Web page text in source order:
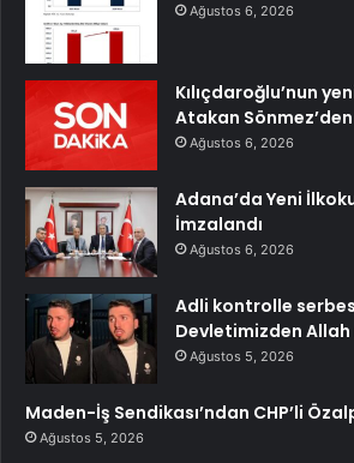
Ağustos 6, 2026
Kılıçdaroğlu’nun
Atakan
Ağustos 6, 2026
Adana’da Yeni
İmzalandı
Ağustos 6, 2026
Adli kontrolle
Devletimizden Allah
Ağustos 5, 2026
Maden-İş Sendikası’ndan CHP’li
Ağustos 5, 2026